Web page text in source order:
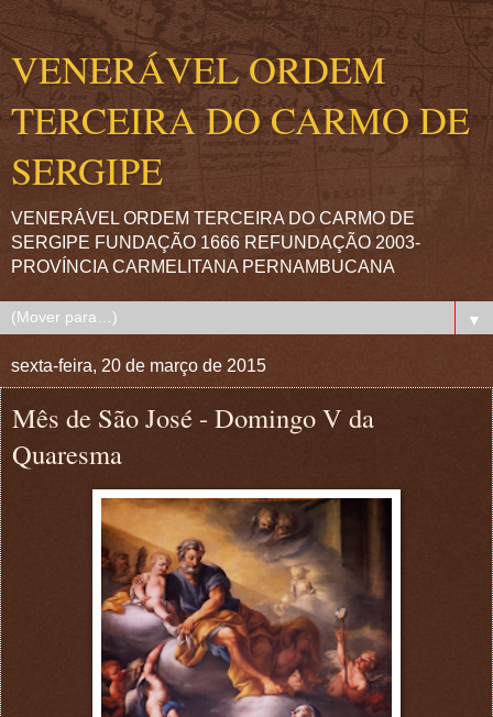
VENERÁVEL ORDEM
TERCEIRA DO CARMO DE
SERGIPE
VENERÁVEL ORDEM TERCEIRA DO CARMO DE
SERGIPE FUNDAÇÃO 1666 REFUNDAÇÃO 2003-
PROVÍNCIA CARMELITANA PERNAMBUCANA
▼
sexta-feira, 20 de março de 2015
Mês de São José - Domingo V da
Quaresma